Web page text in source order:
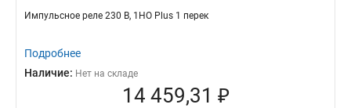
Импульсное реле 230 В, 1НО Plus 1 перек
Подробнее
Наличие: Нет на складе
14 459,31 ₽